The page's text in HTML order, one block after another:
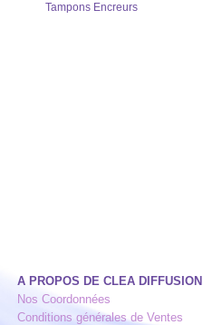
Tampons Encreurs
A PROPOS DE CLEA DIFFUSION
Nos Coordonnées
Conditions générales de Ventes